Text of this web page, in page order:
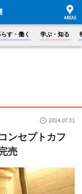
す・働く 学ぶ・知る
2014.07.31
ンセプトカフ
売